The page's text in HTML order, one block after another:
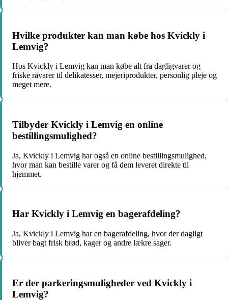
Hvilke produkter kan man købe hos Kvickly i
Lemvig?
Hos Kvickly i Lemvig kan man købe alt fra dagligvarer og
friske råvarer til delikatesser, mejeriprodukter, personlig pleje og
meget mere.
Tilbyder Kvickly i Lemvig en online
bestillingsmulighed?
Ja, Kvickly i Lemvig har også en online bestillingsmulighed,
hvor man kan bestille varer og få dem leveret direkte til
hjemmet.
Har Kvickly i Lemvig en bagerafdeling?
Ja, Kvickly i Lemvig har en bagerafdeling, hvor der dagligt
bliver bagt frisk brød, kager og andre lækre sager.
Er der parkeringsmuligheder ved Kvickly i
Lemvig?